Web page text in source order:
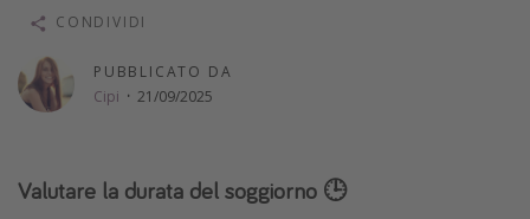
Vacanze con bambini
Vacanze al mare
Viaggi per single
Travel magazine
PUBBLICATO DA
Cipi · 21/09/2025
CONDIVIDI
Valutare la durata del soggiorno 🕒